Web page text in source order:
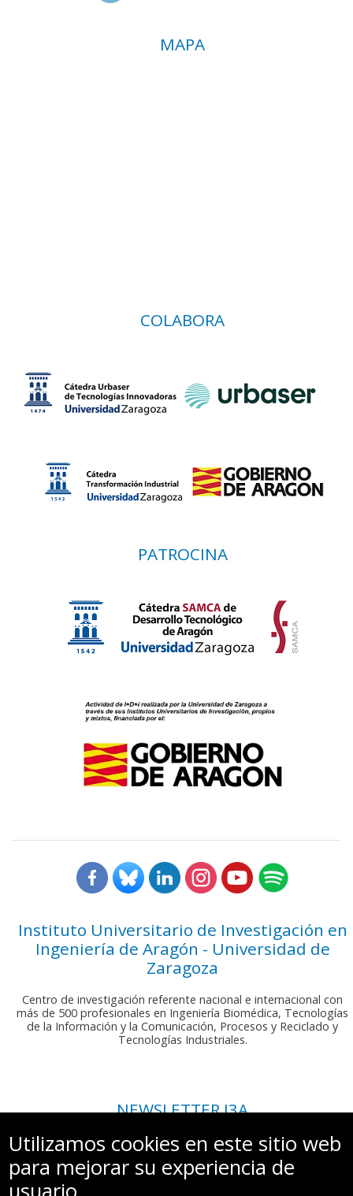
MAPA
COLABORA
PATROCINA
Instituto Universitario de Investigación en
Ingeniería de Aragón - Universidad de
Zaragoza
Centro de investigación referente nacional e internacional con
más de 500 profesionales en Ingeniería Biomédica, Tecnologías
de la Información y la Comunicación, Procesos y Reciclado y
Tecnologías Industriales.
NEWSLETTER I3A
Si deseas recibir nuestro boletín mensual, envíanos un correo a:
comunicacion.i3a@unizar.es
Utilizamos cookies en este sitio web
para mejorar su experiencia de